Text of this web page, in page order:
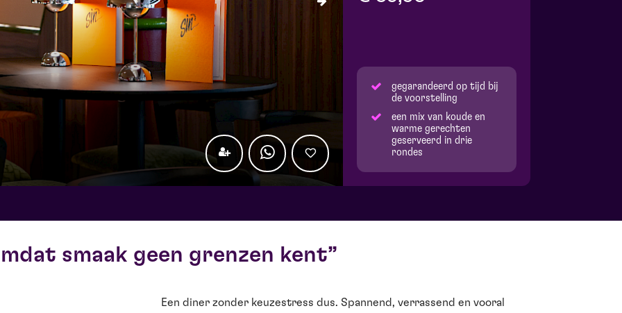
gegarandeerd op tijd bij
de voorstelling
een mix van koude en
warme gerechten
geserveerd in drie
rondes
smaak geen grenzen kent
Een diner zonder keuzestress dus. Spannend, verrassend en vooral